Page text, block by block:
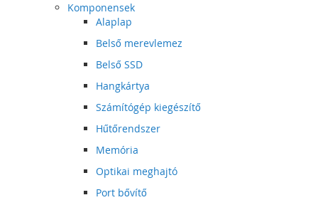
Komponensek
Alaplap
Belső merevlemez
Belső SSD
Hangkártya
Számítógép kiegészítő
Hűtőrendszer
Memória
Optikai meghajtó
Port bővítő